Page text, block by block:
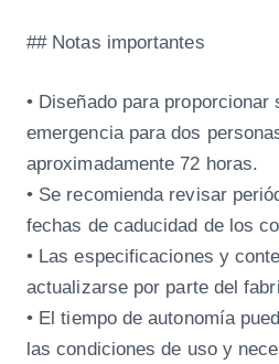
## Notas importantes
• Diseñado para proporcionar
emergencia para dos
aproximadamente 72 horas.
• Se recomienda revisar
fechas de caducidad de los
• Las especificaciones y
actualizarse por parte del
• El tiempo de autonomía
las condiciones de uso y